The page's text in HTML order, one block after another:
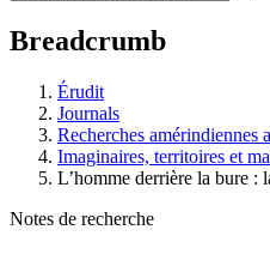
Breadcrumb
Érudit
Journals
Recherches amérindiennes
Imaginaires, territoires et
L’homme derrière la bure
Notes de recherche